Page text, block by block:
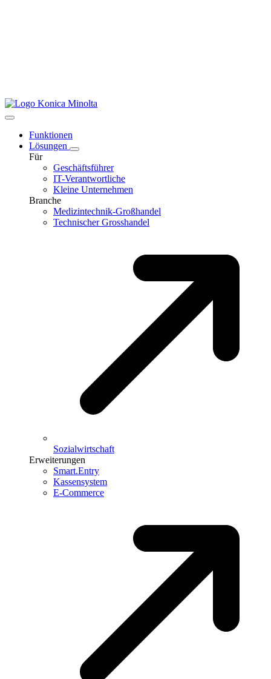
Funktionen
Lösungen
Für
Geschäftsführer
IT-Verantwortliche
Kleine Unternehmen
Branche
Medizintechnik-Großhandel
Technischer Grosshandel
Sozialwirtschaft
Erweiterungen
Smart.Entry
Kassensystem
E-Commerce